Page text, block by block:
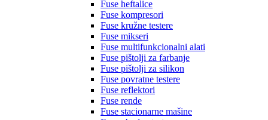
Fuse heftalice
Fuse kompresori
Fuse kružne testere
Fuse mikseri
Fuse multifunkcionalni alati
Fuse pištolji za farbanje
Fuse pištolji za silikon
Fuse povratne testere
Fuse reflektori
Fuse rende
Fuse stacionarne mašine